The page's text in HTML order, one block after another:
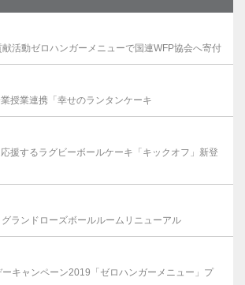
活動ゼロハンガーメニューで国連WFP協会へ寄付
授業連携「幸せのランタンケーキ
援するラグビーボールケーキ「キックオフ」新登
ランドローズボールルームリニューアル
ーキャンペーン2019「ゼロハンガーメニュー」プ